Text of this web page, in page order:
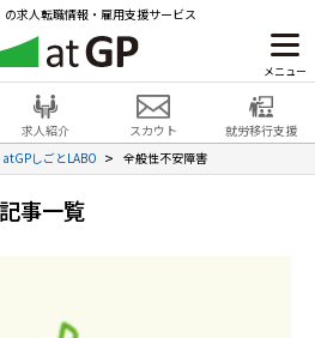
の求人転職情報・雇用支援サービス
メニュー
求人紹介 スカウト
就労移行支援
atGPしごとLABO 全般性不安障害
事一覧
のアットジーピー
ラインナップ
ビス
就労移行支援
見学・お問い合わせ 無料